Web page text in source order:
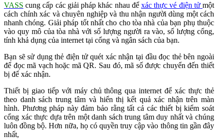
VASS cung cấp các giải pháp khác nhau để xác thực vé điện tử một
cách chính xác và chuyên nghiệp và thu nhận người dùng một cách
nhanh chóng. Giải pháp tốt nhất cho cho tòa nhà của bạn phụ thuộc
vào quy mô của tòa nhà với số lượng người ra vào, số lượng cổng,
tính khả dụng của internet tại cổng và ngân sách của bạn.
Bạn sẽ sử dụng thẻ điện tử quét xác nhận tại đầu đọc thẻ bên ngoài
để đọc mã vạch hoặc mã QR. Sau đó, mã số được chuyển đến thiết
bị để xác nhận.
Thiết bị giao tiếp với máy chủ thông qua internet để xác thực thẻ
theo danh sách trung tâm và hiển thị kết quả xác nhận trên màn
hình. Phương pháp này đảm bảo rằng tất cả các thiết bị kiểm soát
cổng xác thực dựa trên một danh sách trung tâm duy nhất và chúng
luôn đồng bộ. Hơn nữa, họ có quyền truy cập vào thông tin gần đây
nhất,